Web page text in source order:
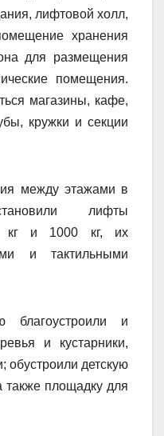
лифтовой холл,
хранения
для размещения
помещения.
магазины, кафе,
кружки и секции
между этажами в
лифты
кг и 1000 кг, их
и тактильными
благоустроили и
и кустарники,
обустроили детскую
также площадку для